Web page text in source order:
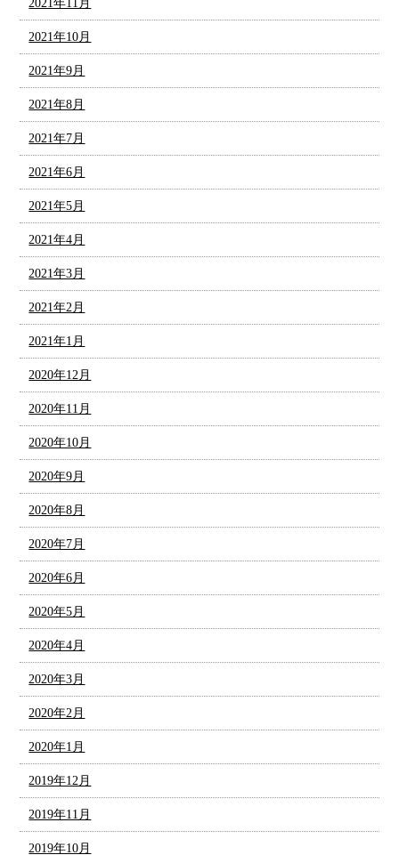
2021年11月
2021年10月
2021年9月
2021年8月
2021年7月
2021年6月
2021年5月
2021年4月
2021年3月
2021年2月
2021年1月
2020年12月
2020年11月
2020年10月
2020年9月
2020年8月
2020年7月
2020年6月
2020年5月
2020年4月
2020年3月
2020年2月
2020年1月
2019年12月
2019年11月
2019年10月